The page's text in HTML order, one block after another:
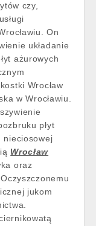
czy,
On
układanie
ażurowych
Wrocław
w Wrocławiu.
płyt
nieciosowej
Wrocław
oraz
jukom